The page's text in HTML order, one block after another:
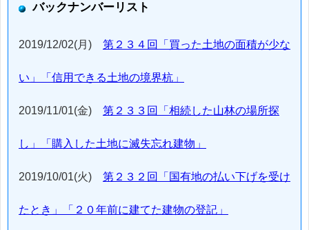
バックナンバーリスト
2019/12/02(月) 第２３４回「買った土地の面積が少な
い」「信用できる土地の境界杭」
2019/11/01(金) 第２３３回「相続した山林の場所探
し」「購入した土地に滅失忘れ建物」
2019/10/01(火) 第２３２回「国有地の払い下げを受け
たとき」「２０年前に建てた建物の登記」